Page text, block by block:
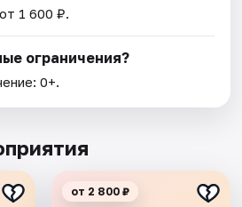
1 600 ₽.
ограничения?
0+.
от 2 800 ₽